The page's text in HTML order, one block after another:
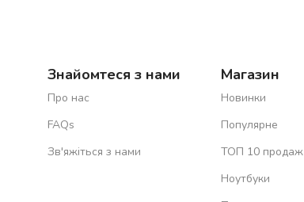
Знайомтеся з нами
Про нас
FAQs
Зв'яжіться з нами
Магазин
Новинки
Популярне
ТОП 10 продаж
Ноутбуки